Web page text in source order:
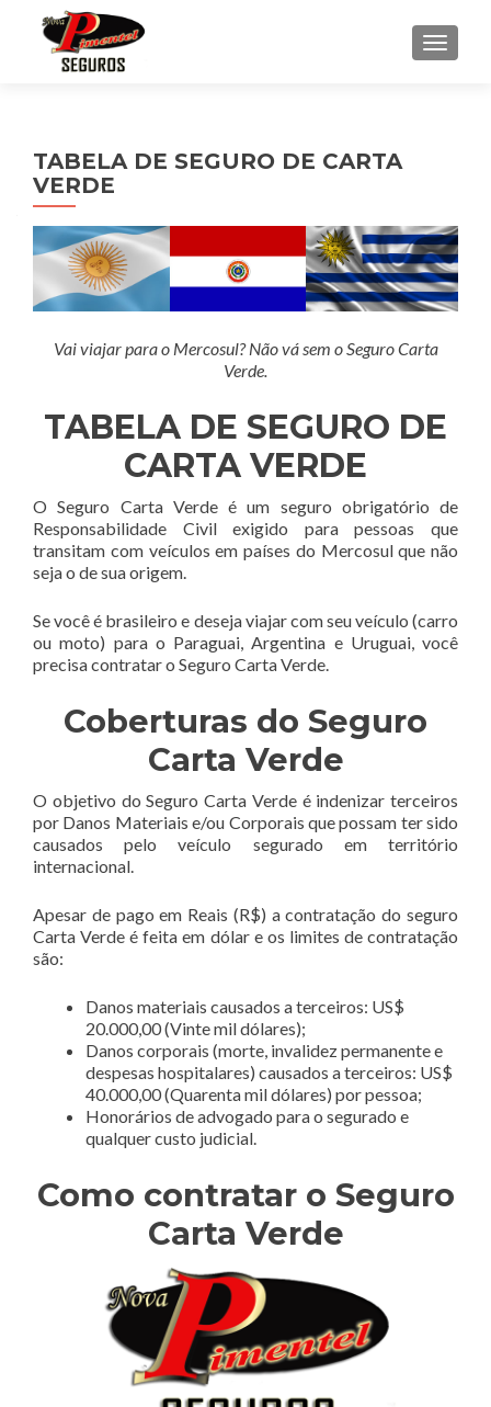
TABELA DE SEGURO DE CARTA
VERDE
Vai viajar para o Mercosul? Não vá sem o Seguro Carta
Verde.
TABELA DE SEGURO DE
CARTA VERDE
O Seguro Carta Verde é um seguro obrigatório de
Responsabilidade Civil exigido para pessoas que
transitam com veículos em países do Mercosul que não
seja o de sua origem.
Se você é brasileiro e deseja viajar com seu veículo (carro
ou moto) para o Paraguai, Argentina e Uruguai, você
precisa contratar o Seguro Carta Verde.
Coberturas do Seguro
Carta Verde
O objetivo do Seguro Carta Verde é indenizar terceiros
por Danos Materiais e/ou Corporais que possam ter sido
causados pelo veículo segurado em território
internacional.
Apesar de pago em Reais (R$) a contratação do seguro
Carta Verde é feita em dólar e os limites de contratação
são:
Danos materiais causados a terceiros: US$
20.000,00 (Vinte mil dólares);
Danos corporais (morte, invalidez permanente e
despesas hospitalares) causados a terceiros: US$
40.000,00 (Quarenta mil dólares) por pessoa;
Honorários de advogado para o segurado e
qualquer custo judicial.
Como contratar o Seguro
Carta Verde